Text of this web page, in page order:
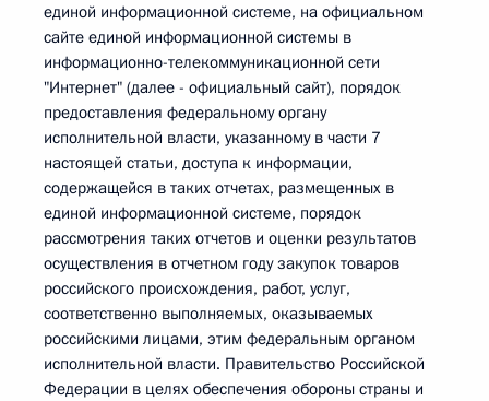
единой информационной системе, на официальном
сайте единой информационной системы в
информационно-телекоммуникационной сети
"Интернет" (далее - официальный сайт), порядок
предоставления федеральному органу
исполнительной власти, указанному в части 7
настоящей статьи, доступа к информации,
содержащейся в таких отчетах, размещенных в
единой информационной системе, порядок
рассмотрения таких отчетов и оценки результатов
осуществления в отчетном году закупок товаров
российского происхождения, работ, услуг,
соответственно выполняемых, оказываемых
российскими лицами, этим федеральным органом
исполнительной власти. Правительство Российской
Федерации в целях обеспечения обороны страны и